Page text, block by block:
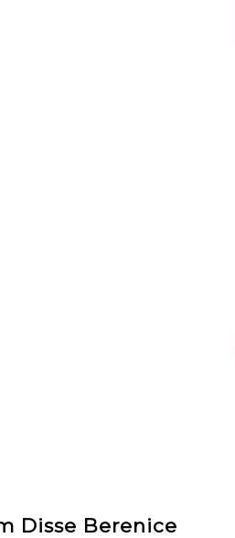
Disse Berenice